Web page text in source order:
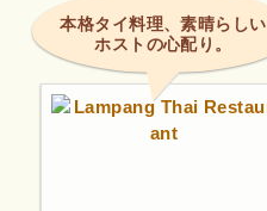
本格タイ料理、素晴らしい
ホストの心配り。